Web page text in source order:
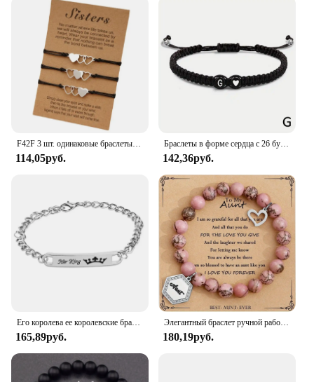
F42F 3 шт. одинаковые браслеты в форме сердца с дистанционными картами «Три сестры» из нержавеющей стали, браслет в форме дружбы
114,05руб.
Браслеты в форме сердца с 26 буквами, регулируемый плетеный браслет ручной работы с именем A-Z для женщин и мужчин, браслет для пары дружбы
142,36руб.
Его королева ее королевские браслеты для влюбленных женщин изогнутый эффектный подарок для пары императорская корона браслет для девушки бойфренда
165,89руб.
Элегантный браслет ручной работы из бисера для тети из натурального камня, идеальный подарок на день рождения или Пасху с карточкой
180,19руб.